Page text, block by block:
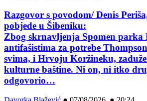
Razgovor s povodom/ Denis
pobjede u Šibeniku:
Zbog skrnavljenja Spomen
antifašistima za potrebe
svima, i Hrvoju Koržineku,
kulturne baštine. Ni on, ni itko
odgovorio…